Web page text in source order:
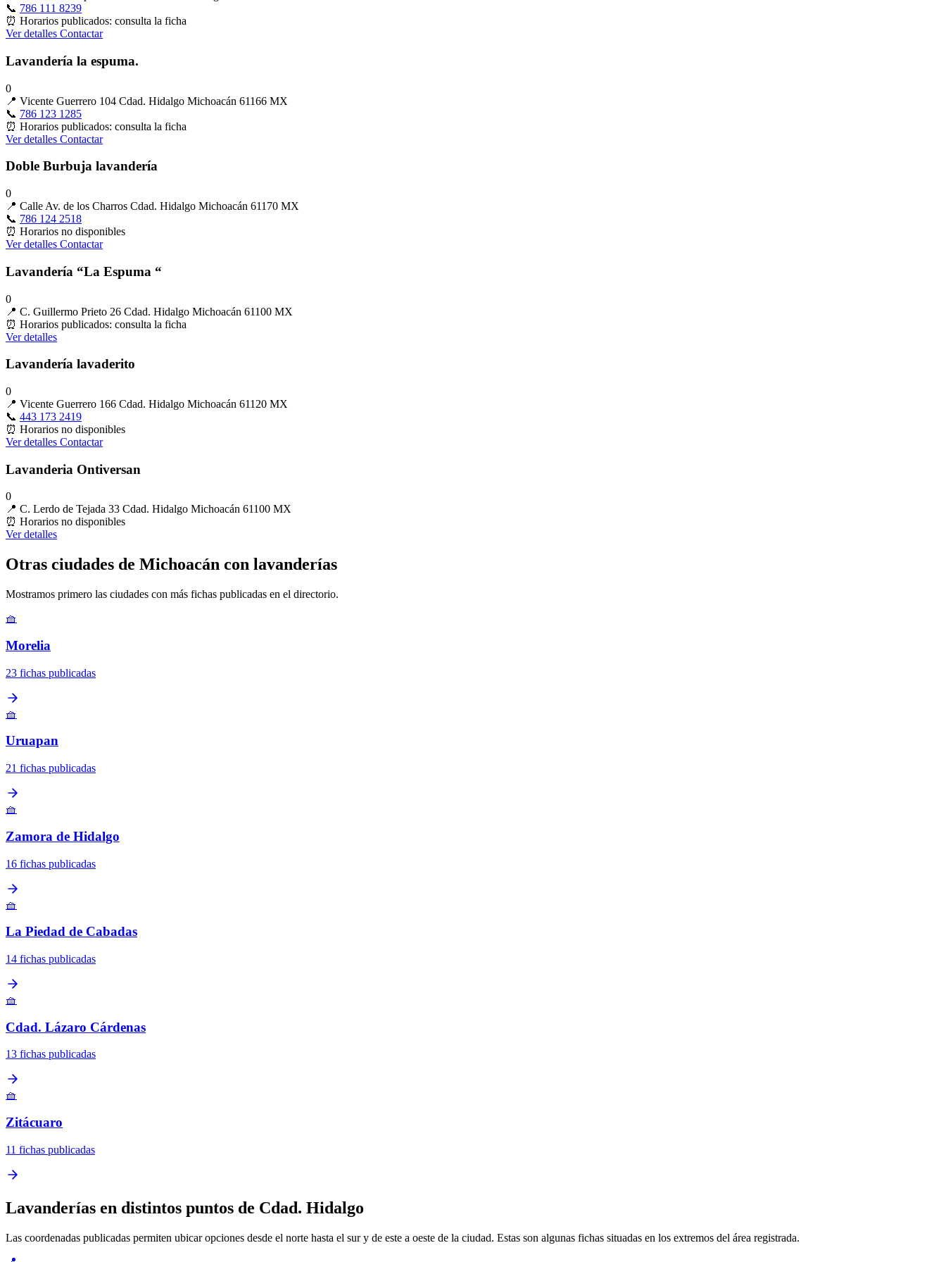
📞 786 111 8239
⏰ Horarios publicados: consulta la ficha
Ver detalles Contactar
Lavandería la espuma.
0
📍 Vicente Guerrero 104 Cdad. Hidalgo Michoacán 61166 MX
📞 786 123 1285
⏰ Horarios publicados: consulta la ficha
Ver detalles Contactar
Doble Burbuja lavandería
0
📍 Calle Av. de los Charros Cdad. Hidalgo Michoacán 61170 MX
📞 786 124 2518
⏰ Horarios no disponibles
Ver detalles Contactar
Lavandería “La Espuma “
0
📍 C. Guillermo Prieto 26 Cdad. Hidalgo Michoacán 61100 MX
⏰ Horarios publicados: consulta la ficha
Ver detalles
Lavandería lavaderito
0
📍 Vicente Guerrero 166 Cdad. Hidalgo Michoacán 61120 MX
📞 443 173 2419
⏰ Horarios no disponibles
Ver detalles Contactar
Lavanderia Ontiversan
0
📍 C. Lerdo de Tejada 33 Cdad. Hidalgo Michoacán 61100 MX
⏰ Horarios no disponibles
Ver detalles
Otras ciudades de Michoacán con lavanderías
Mostramos primero las ciudades con más fichas publicadas en el directorio.
🧺
Morelia
23 fichas publicadas
🧺
Uruapan
21 fichas publicadas
🧺
Zamora de Hidalgo
16 fichas publicadas
🧺
La Piedad de Cabadas
14 fichas publicadas
🧺
Cdad. Lázaro Cárdenas
13 fichas publicadas
🧺
Zitácuaro
11 fichas publicadas
Lavanderías en distintos puntos de Cdad. Hidalgo
Las coordenadas publicadas permiten ubicar opciones desde el norte hasta el sur y de este a oeste de la ciudad. Estas son algunas fichas situadas en los extremos del área registrada.